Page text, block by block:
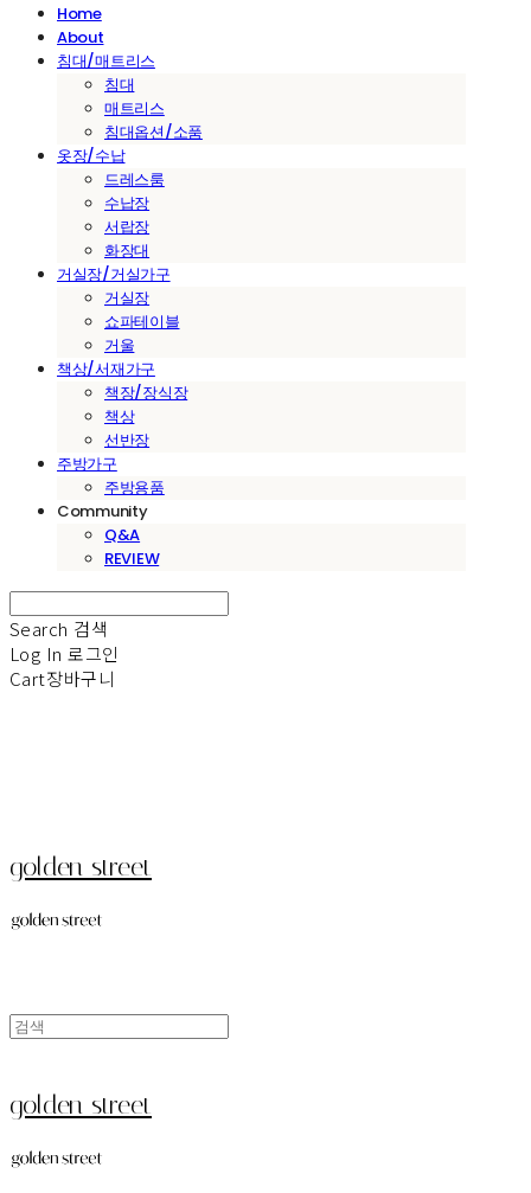
Home
About
침대/매트리스
침대
매트리스
침대옵션/소품
옷장/수납
드레스룸
수납장
서랍장
화장대
거실장/거실가구
거실장
쇼파테이블
거울
책상/서재가구
책장/장식장
책상
선반장
주방가구
주방용품
Community
Q&A
REVIEW
Search 검색
Log In 로그인
Cart장바구니
golden street
golden street